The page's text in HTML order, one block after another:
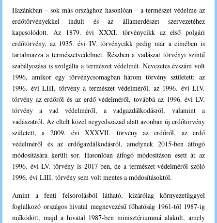
Hazánkban – sok más országhoz hasonlóan – a természet védelme az
erdőtörvényekkel indult és az államerdészet szervezetéhez
kapcsolódott. Az 1879. évi XXXI. törvénycikk az első polgári
erdőtörvény, az 1935. évi IV. törvénycikk pedig már a címében is
tartalmazza a természetvédelmet. Részben a vadászat törvényi szintű
szabályozása is szolgálta a természet védelmét. Nevezetes évszám volt
1996, amikor egy törvénycsomagban három törvény született: az
1996. évi LIII. törvény a természet védelméről, az 1996. évi LIV.
törvény az erdőről és az erdő védelméről, továbbá az 1996. évi LV.
törvény a vad védelméről, a vadgazdálkodásról, valamint a
vadászatról. Az eltelt közel negyedszázad alatt azonban új erdőtörvény
született, a 2009. évi XXXVII. törvény az erdőről, az erdő
védelméről és az erdőgazdálkodásról, amelynek 2015-ben átfogó
módosítására került sor. Hasonlóan átfogó módosításon esett át az
1996. évi LV. törvény is 2017-ben, de a természet védelméről szóló
1996. évi LIII. törvény sem volt mentes a módosításoktól.
Amint a fenti felsorolásból látható, kizárólag környezetüggyel
foglalkozó országos hivatal megnevezésű főhatóság 1961-től 1987-ig
működött, majd a hivatal 1987-ben minisztériummá alakult, amely